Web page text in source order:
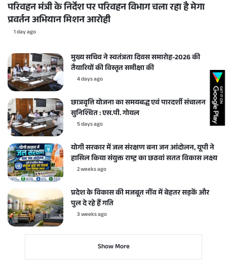
परिवहन मंत्री के निर्देश पर परिवहन विभाग चला रहा है मेगा
प्रवर्तन अभियान मिशन आरोही
1 day ago
मुख्य सचिव ने स्वतंत्रता दिवस समारोह-2026 की
तैयारियों की विस्तृत समीक्षा की
4 days ago
छात्रवृत्ति योजना का समयबद्ध एवं पारदर्शी संचालन करें
सुनिश्चित : एस.पी. गोयल
5 days ago
योगी सरकार में जल संरक्षण बना जन आंदोलन, यूपी ने
हासिल किया संयुक्त राष्ट्र का छठवां सतत विकास लक्ष्य
2 weeks ago
प्रदेश के विकास की मजबूत नींव में बेहतर सड़कें और
पुल दे रहे हैं गति
3 weeks ago
Show More